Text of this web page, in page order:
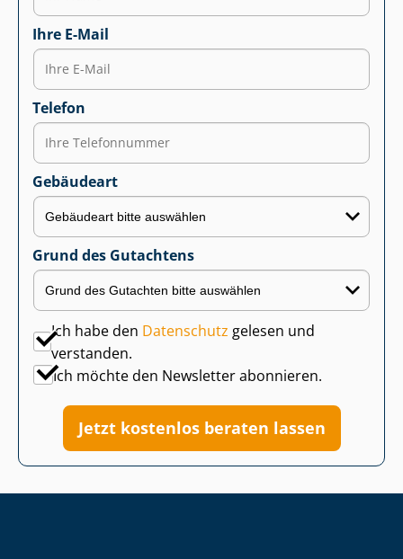
Ihre E-Mail
Telefon
Gebäudeart
Grund des Gutachtens
Ich habe den Datenschutz gelesen und
verstanden.
Ich möchte den Newsletter abonnieren.
Jetzt kostenlos beraten lassen